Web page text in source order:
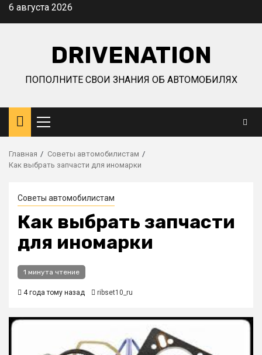
Перейти
6 августа 2026
DRIVENATION
ПОПОЛНИТЕ СВОИ ЗНАНИЯ ОБ АВТОМОБИЛЯХ
Основное
меню
Главная
Советы автомобилистам
Как выбрать запчасти для иномарки
Советы автомобилистам
Как выбрать запчасти
для иномарки
1 минута чтение
4 года тому назад ribset10_ru